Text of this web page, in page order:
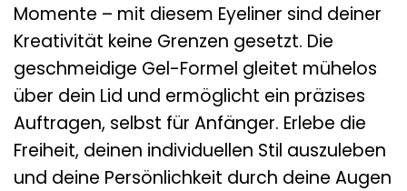
Momente – mit diesem Eyeliner sind deiner
Kreativität keine Grenzen gesetzt. Die
geschmeidige Gel-Formel gleitet mühelos
über dein Lid und ermöglicht ein präzises
Auftragen, selbst für Anfänger. Erlebe die
Freiheit, deinen individuellen Stil auszuleben
und deine Persönlichkeit durch deine Augen